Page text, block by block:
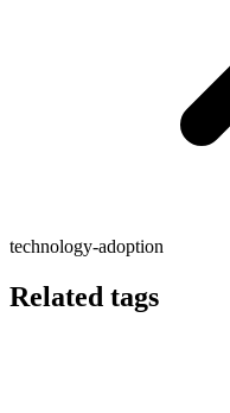
technology-adoption
Related tags